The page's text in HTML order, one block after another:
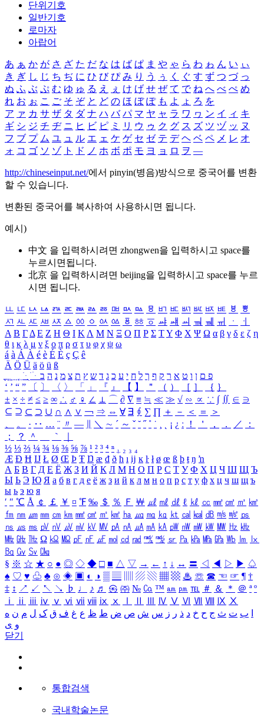
단위기호
일반기호
로마자
아랍어
あ ぁ か が さ ざ た だ な は ば ぱ ま や ゃ ら わ ゎ ん い ぃ
き ぎ し じ ち ぢ に ひ び ぴ み り う ぅ く ぐ す ず つ づ っ
ぬ ふ ぶ ぷ む ゆ ゅ る え ぇ け げ せ ぜ て で ね へ べ ぺ め
れ お ぉ こ ご そ ぞ と ど の ほ ぼ ぽ も よ ょ ろ を
ア ァ カ サ ザ タ ダ ナ ハ バ パ マ ヤ ャ ラ ワ ヮ ン イ ィ キ
ギ シ ジ チ ヂ ニ ヒ ビ ピ ミ リ ウ ゥ ク グ ス ズ ツ ヅ ッ ヌ
フ ブ プ ム ユ ュ ル エ ェ ケ ゲ セ ゼ テ デ ヘ ベ ペ メ レ オ
ォ コ ゴ ソ ゾ ト ド ノ ホ ボ ポ モ ヨ ョ ロ ヲ ―
http://chineseinput.net/에서 pinyin(병음)방식으로 중국어를 변환
할 수 있습니다.
변환된 중국어를 복사하여 사용하시면 됩니다.
예시)
中文 을 입력하시려면 zhongwen을 입력하시고 space를
누르시면됩니다.
北京 을 입력하시려면 beijing을 입력하시고 space를 누르
시면 됩니다.
ㅥ ㅦ ㅧ ㅨ ㅩ ㅪ ㅫ ㅬ ㅭ ㅮ ㅯ ㅰ ㅱ ㅲ ㅳ ㅴ ㅵ ㅶ ㅷ ㅸ
ㅹ
ㅺ ㅻ ㅼ ㅽ ㅾ ㅿ ㆀ ㆁ ㆂ ㆃ ㆄ ㆅ ㆆ ㆇ ㆈ ㆉ ㆊ ㆋ ㆌ ㆍ
ㆎ
Α Β ΓΔ Ε Ζ Η Θ Ι ΚΛ Μ Ν Ξ Ο Π Ρ Σ ΤΥ Φ Χ Ψ Ω α β γ δ ε ζ η
θ ι κ λ μ ν ξ ο π ρ σ τ υ φ χ ψ ω
á à Á À é è É È ç Ç ê
Ä Ö Ü ä ö ü ß
ִֶֹ ֻּ ׁׂ פ ם ן ו ט א ר ק ף ך ל ח י ע כ ג ד ש ץ ת צ מ נ ה ב
‘ ’ “ ” 〔 〕 〈 〉 「 」 『 』 【 】 ＂ （ ） ［ ］ ｛ ｝
± × ÷ ≠ ≤ ≥ ∞ ∴ ♂ ♀ ∠ ⊥ ⌒ ∂ ∇ ≡ ≒ ≪ ≫ √ ∽ ∝ ∵ ∫ ∬ ∈ ∋
⊆ ⊇ ⊂ ⊃ ∪ ∩ ∧ ∨ ￢ ⇒ ⇔ ∀ ∃ ∮ ∑ ∏ ＋ － ＜ ＝
＞
、
。 · ‥ … ¨ 〃 ― ＼ ∼ ´ ～ ˇ ˘ ˝ ˚ ˙ ¸ ¡ ¿ ː ！ ＇ ， ． ／
：
；
？ ＾ ｀
½ ⅓ ⅔ ¼ ¾ ⅛ ⅜ ⅝ ⅞ ¹ ² ³ ⁴ ⁿ ₁ ₂ ₃ ₄
Æ Ð Ħ Ĳ Ł Ø Œ Þ Ŧ Ŋ æ đ ð ħ ı ĳ ĸ ŀ ł ø œ ß þ ŧ ŋ ŉ
А Б В Г Д Е Ё Ж З И Й К Л М Н О П Р С Т У Ф Х Ц Ч Ш Щ Ъ
Ы Ь Э Ю Я а б в г д е ё ж з и й к л м н о п р с т у ф х ц ч ш щ ъ
ы ь э ю я
′ ″ ℃ Å ￠ ￡ ￥ ¤ ℉ ‰ ＄ ％ Ｆ ￦ ㎕ ㎖ ㎗ ℓ ㎘ ㏄ ㎣ ㎤ ㎥ ㎦
㎙ ㎚ ㎛ ㎜ ㎝ ㎞ ㎟ ㎠ ㎡ ㎢ ㏊ ㎍ ㎎ ㎏ ㏏ ㎈ ㎉ ㏈ ㎧ ㎨ ㎰
㎱ ㎲ ㎳ ㎴ ㎵ ㎶ ㎷ ㎸ ㎹ ㎀ ㎁ ㎂ ㎃ ㎄ ㎺ ㎻ ㎽ ㎾ ㎿ ㎐ ㎑
㎒ ㎓ ㎔ Ω ㏀ ㏁ ㎊ ㎋ ㎌ ㏖ ㏅ ㎭ ㎮ ㎯ ㏛ ㎩ ㎪ ㎫ ㎬ ㏝ ㏐
㏓
㏃ ㏉ ㏜ ㏆
§ ※ ☆ ★ ○ ● ◎ ◇ ◆ □ ■ △ ▽ → ← ↑ ↓ ↔ 〓 ◁ ◀ ▷ ▶ ♤
♠ ♡ ♥ ♧ ♣ ⊙ ◈ ▣ ◐ ◑ ▒ ▤ ▨ ▧ ▦ ▩ ♨ ☏ ☎ ☜ ☞ ¶ †
‡ ↕ ↗ ↙ ↖ ↘ ♭ ♩ ♪ ♬ ㉿ ㈜ № ㏇ ™ ㏂ ㏘ ℡ ＃ ＆ ＊ ＠ ª º
ⅰ
ⅱ ⅲ ⅳ ⅴ ⅵ ⅶ ⅷ ⅸ ⅹ Ⅳ Ⅴ Ⅵ Ⅶ Ⅷ Ⅸ Ⅹ
ب ت ث ج ح خ د ذ ر ز س ش ص ض ط ظ ع غ ف ق ک ل م ن ه
و ی
닫기
통합검색
국내학술논문